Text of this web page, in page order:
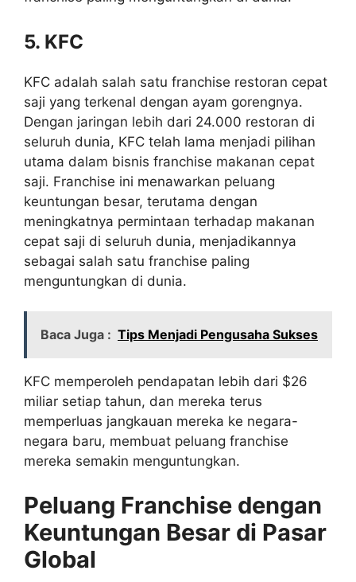
5. KFC
KFC adalah salah satu franchise restoran cepat
saji yang terkenal dengan ayam gorengnya.
Dengan jaringan lebih dari 24.000 restoran di
seluruh dunia, KFC telah lama menjadi pilihan
utama dalam bisnis franchise makanan cepat
saji. Franchise ini menawarkan peluang
keuntungan besar, terutama dengan
meningkatnya permintaan terhadap makanan
cepat saji di seluruh dunia, menjadikannya
sebagai salah satu franchise paling
menguntungkan di dunia.
Baca Juga : Tips Menjadi Pengusaha Sukses
KFC memperoleh pendapatan lebih dari $26
miliar setiap tahun, dan mereka terus
memperluas jangkauan mereka ke negara-
negara baru, membuat peluang franchise
mereka semakin menguntungkan.
Peluang Franchise dengan
Keuntungan Besar di Pasar
Global